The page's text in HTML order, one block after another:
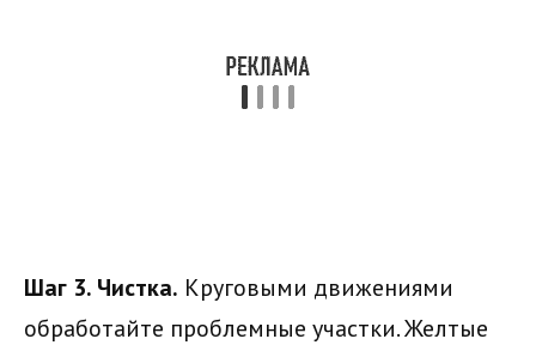
Шаг 3. Чистка. Круговыми движениями
обработайте проблемные участки. Желтые